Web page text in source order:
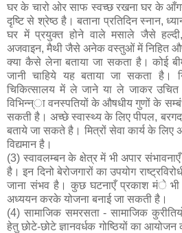
घर के चारो ओर साफ स्वच्छ रखना घर के
दृष्टि से श्रेष्ठ है। बताना प्रतिदिन स्नान,
घर में प्रयुक्त होने वाले मसाले जैसे
अजवाइन, मैथी जैसे अनेक वस्तुओं में निहित
क्या कैसे लेना बताया जा सकता है। कोई
जानी चाहिये यह बताया जा सकता है।
चिकित्सालय में ले जाने या ले जाकर उचित
विभिन्न्ा वनस्पतियों के औषधीय गुणों के
सकती है। अच्छे स्वास्थ्य के लिए पीपल, बरगद
बताये जा सकते है। मित्रों सेवा कार्य के लिए
विद्यमान है।
(3) स्वावलम्बन के क्षेत्र में भी अपार
है। इन दिनो बेरोजगारों का उपयोग
जाना संभव है। कुछ घटनाएँ प्रकाश मंे भी
अध्ययन करके योजना बनाई जा सकती है।
(4) सामाजिक समरसता - सामाजिक
हेतु छोटे-छोटे ज्ञानवर्धक गोष्ठियों का